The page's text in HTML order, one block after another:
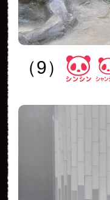
（9）